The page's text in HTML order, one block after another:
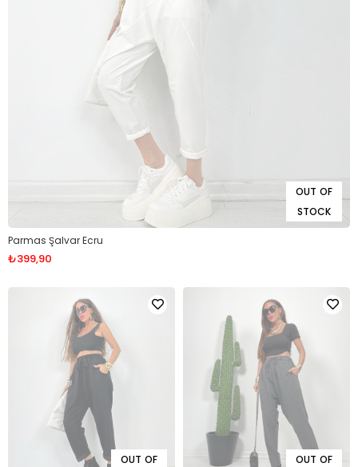
OUT OF
STOCK
Parmas Şalvar Ecru
₺399,90
OUT OF
OUT OF